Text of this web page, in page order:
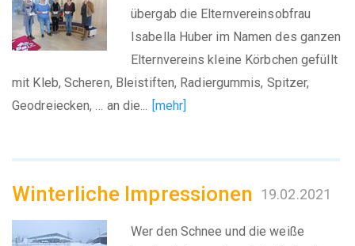
übergab die Elternvereinsobfrau
Isabella Huber im Namen des ganzen
Elternvereins kleine Körbchen gefüllt
mit Kleb, Scheren, Bleistiften, Radiergummis, Spitzer,
Geodreiecken, … an die... [mehr]
19.02.2021
Winterliche Impressionen
Wer den Schnee und die weiße